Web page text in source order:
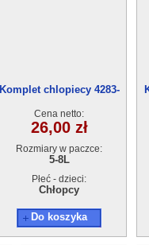
Komplet chlopiecy 4283-
Cena netto:
26,00 zł
Rozmiary w paczce:
5-8L
Płeć - dzieci:
Chłopcy
Do koszyka